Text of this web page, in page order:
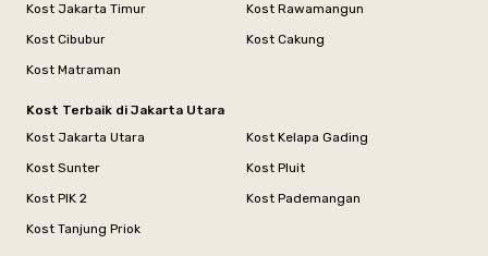
Kost Jakarta Timur
Kost Rawamangun
Kost Cibubur
Kost Cakung
Kost Matraman
Kost Terbaik di Jakarta Utara
Kost Jakarta Utara
Kost Kelapa Gading
Kost Sunter
Kost Pluit
Kost PIK 2
Kost Pademangan
Kost Tanjung Priok